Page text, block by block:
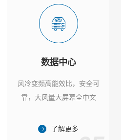
数据中心
风冷变频高能效比，安全可
靠，大风量大屏幕全中文
了解更多